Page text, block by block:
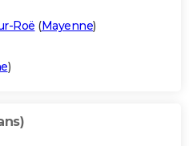
Roë (Mayenne)
)